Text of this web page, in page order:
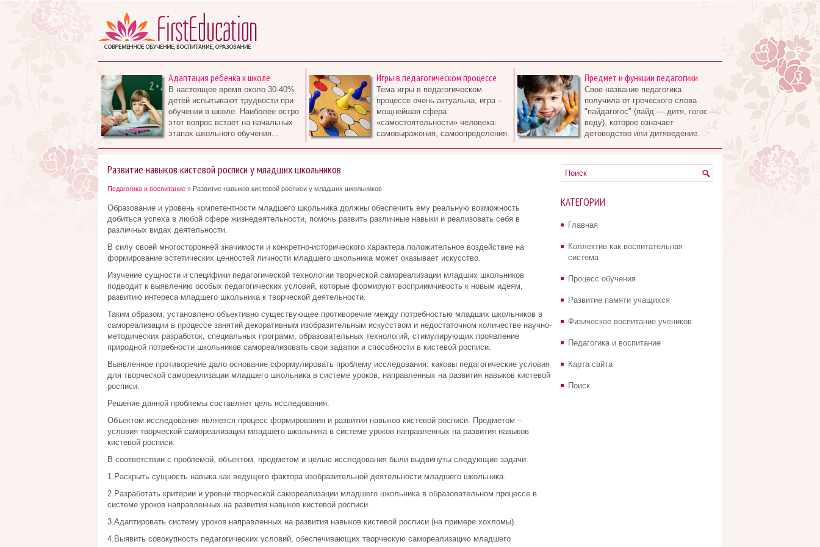
Адаптация ребенка к школе
В настоящее время около 30-40%
детей испытывают трудности при
обучении в школе. Наиболее остро
этот вопрос встает на начальных
этапах школьного обучения...
Игры в педагогическом процессе
Тема игры в педагогическом
процессе очень актуальна, игра –
мощнейшая сфера
«самостоятельности» человека:
самовыражения, самоопределения.
Предмет и функции педагогики
Свое название педагогика
получила от греческого слова
"пайдагогос" (пайд — дитя, гогос —
веду), которое означает
детоводство или дитяведение.
Развитие навыков кистевой росписи у младших школьников
Педагогика и воспитание» Развитие навыков кистевой росписи у младших школьников
Образование и уровень компетентности младшего школьника должны обеспечить ему реальную возможность
добиться успеха в любой сфере жизнедеятельности, помочь развить различные навыки и реализовать себя в
различных видах деятельности.
В силу своей многосторонней значимости и конкретно-исторического характера положительное воздействие на
формирование эстетических ценностей личности младшего школьника может оказывает искусство.
Изучение сущности и специфики педагогической технологии творческой самореализации младших школьников
подводит к выявлению особых педагогических условий, которые формируют восприимчивость к новым идеям,
развитию интереса младшего школьника к творческой деятельности.
Таким образом, установлено объективно существующее противоречие между потребностью младших школьников в
самореализации в процессе занятий декоративным изобразительным искусством и недостаточном количестве научно-
методических разработок, специальных программ, образовательных технологий, стимулирующих проявление
природной потребности школьников самореализовать свои задатки и способности в кистевой росписи.
Выявленное противоречие дало основание сформулировать проблему исследования: каковы педагогические условия
для творческой самореализации младшего школьника в системе уроков, направленных на развития навыков кистевой
росписи.
Решение данной проблемы составляет цель исследования.
Объектом исследования является процесс формирования и развития навыков кистевой росписи. Предметом –
условия творческой самореализации младшего школьника в системе уроков направленных на развития навыков
кистевой росписи.
В соответствии с проблемой, объектом, предметом и целью исследования были выдвинуты следующие задачи:
1.Раскрыть сущность навыка как ведущего фактора изобразительной деятельности младшего школьника.
2.Разработать критерии и уровни творческой самореализации младшего школьника в образовательном процессе в
системе уроков направленных на развития навыков кистевой росписи.
3.Адаптировать систему уроков направленных на развития навыков кистевой росписи (на примере хохломы).
4.Выявить совокупность педагогических условий, обеспечивающих творческую самореализацию младшего
КАТЕГОРИИ
Главная
Коллектив как воспитательная
система
Процесс обучения
Развитие памяти учащихся
Физическое воспитание учеников
Педагогика и воспитание
Карта сайта
Поиск